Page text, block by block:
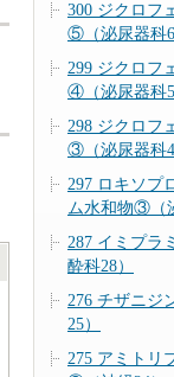
300 ジクロフ
⑤（泌尿器科6
299 ジクロフ
④（泌尿器科5
298 ジクロフ
③（泌尿器科4
297 ロキソプ
ム水和物③（
287 イミプラ
酔科28）
276 チザニジ
25）
275 アミトリ